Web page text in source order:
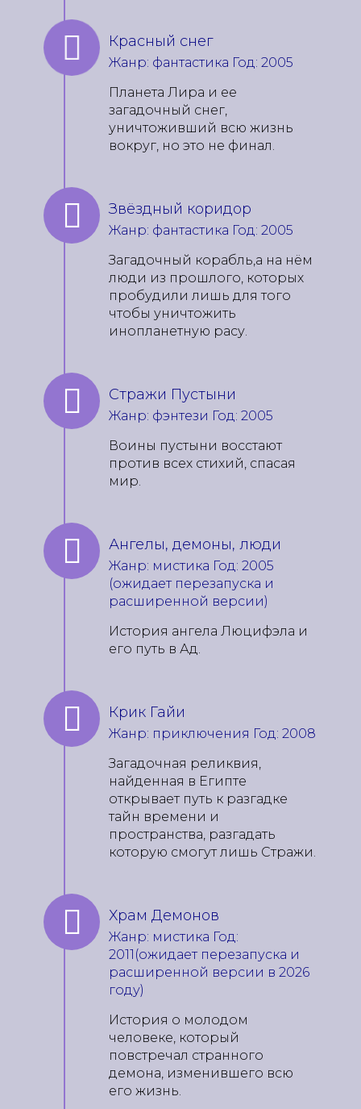
Красный снег
Жанр: фантастика Год: 2005
Планета Лира и ее
загадочный снег,
уничтоживший всю жизнь
вокруг, но это не финал.
Звёздный коридор
Жанр: фантастика Год: 2005
Загадочный корабль,а на нём
люди из прошлого, которых
пробудили лишь для того
чтобы уничтожить
инопланетную расу.
Стражи Пустыни
Жанр: фэнтези Год: 2005
Воины пустыни восстают
против всех стихий, спасая
мир.
Ангелы, демоны, люди
Жанр: мистика Год: 2005
(ожидает перезапуска и
расширенной версии)
История ангела Люцифэла и
его путь в Ад.
Крик Гайи
Жанр: приключения Год: 2008
Загадочная реликвия,
найденная в Египте
открывает путь к разгадке
тайн времени и
пространства, разгадать
которую смогут лишь Стражи.
Храм Демонов
Жанр: мистика Год:
2011(ожидает перезапуска и
расширенной версии в 2026
году)
История о молодом
человеке, который
повстречал странного
демона, изменившего всю
его жизнь.